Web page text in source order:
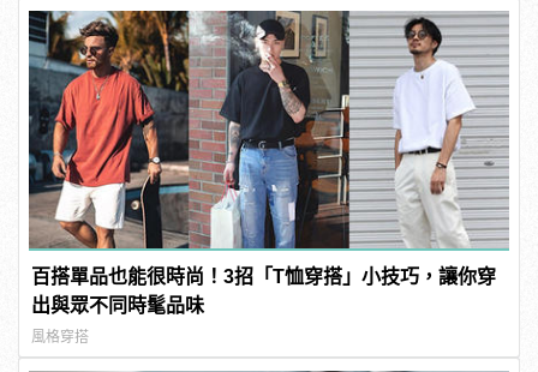
百搭單品也能很時尚！3招「T恤穿搭」小技巧，讓你穿
出與眾不同時髦品味
風格穿搭